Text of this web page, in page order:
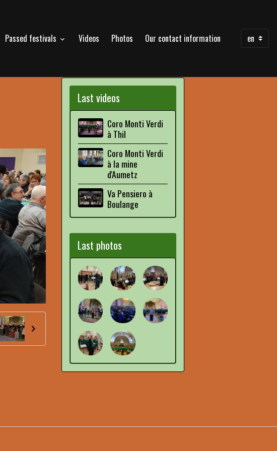
Passed festivals Videos Photos Our contact information
Last videos
Coro Monti Verdi
à Thil
Coro Monti Verdi
à la mine
d'Aumetz
Va Pensiero à
Boulange
Last photos